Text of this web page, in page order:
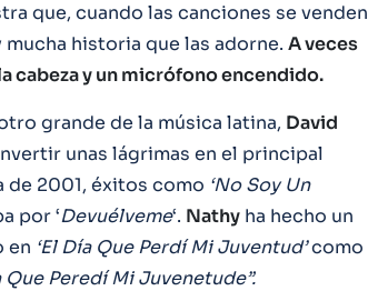
que, cuando las canciones se venden
historia que las adorne. A veces
cabeza y un micrófono encendido.
grande de la música latina, David
unas lágrimas en el principal
de 2001, éxitos como ‘No Soy Un
por ‘Devuélveme‘. Nathy ha hecho un
en ‘El Día Que Perdí Mi Juventud’como
Que Peredí Mi Juvenetude”.